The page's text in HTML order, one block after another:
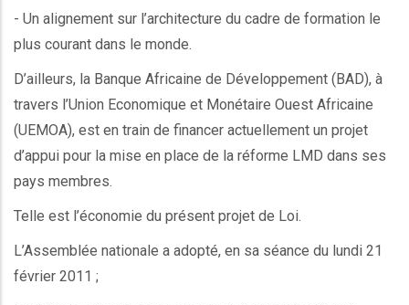
- Un alignement sur l’architecture du cadre de formation le
plus courant dans le monde.
D’ailleurs, la Banque Africaine de Développement (BAD), à
travers l’Union Economique et Monétaire Ouest Africaine
(UEMOA), est en train de financer actuellement un projet
d’appui pour la mise en place de la réforme LMD dans ses
pays membres.
Telle est l’économie du présent projet de Loi.
L’Assemblée nationale a adopté, en sa séance du lundi 21
février 2011 ;